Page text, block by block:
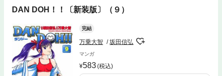
DAN DOH！！〔新装版〕（９）
完結
万乗大智 坂田信弘
マンガ
583(税込)